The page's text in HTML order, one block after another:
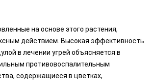
на основе этого растения,
действием. Высокая эффективность
в лечении угрей объясняется в
противовоспалительным
содержащиеся в цветках,